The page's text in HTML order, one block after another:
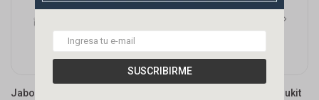
SUSCRIBIRME
Jabonera Adhesiva Negro
Jabonera De Pared Neo Blukit